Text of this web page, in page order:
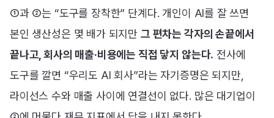
①과 ②는 “도구를 장착한” 단계다. 개인이 AI를 잘 쓰면
본인 생산성은 몇 배가 되지만 그 편차는 각자의 손끝에서
끝나고, 회사의 매출·비용에는 직접 닿지 않는다. 전사에
도구를 깔면 “우리도 AI 회사”라는 자기증명은 되지만,
라이선스 수와 매출 사이에 연결선이 없다. 많은 대기업이